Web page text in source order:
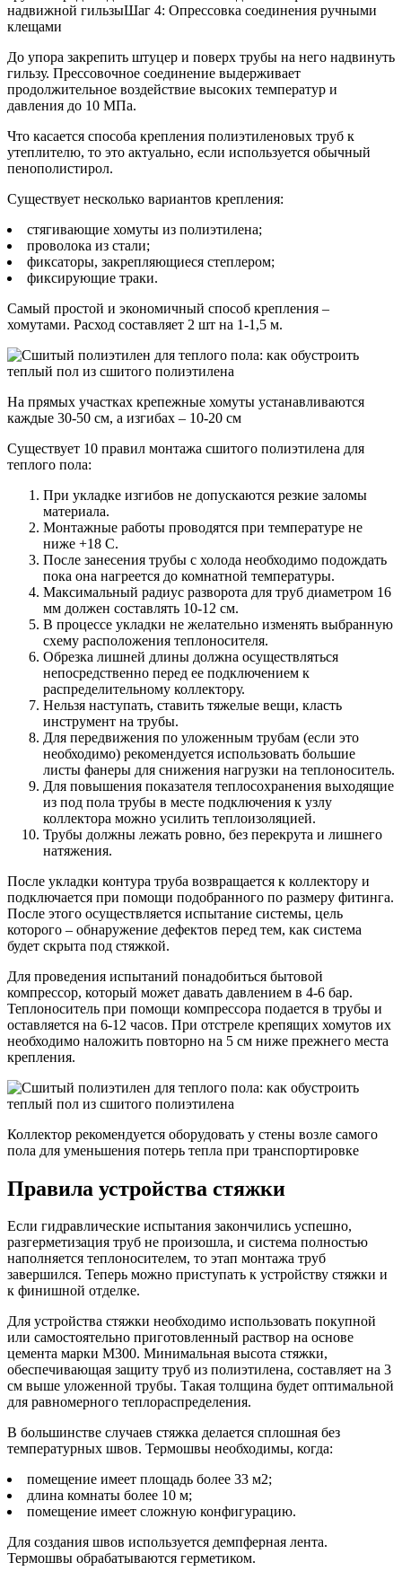
надвижной гильзыШаг 4: Опрессовка соединения ручными
клещами
До упора закрепить штуцер и поверх трубы на него надвинуть
гильзу. Прессовочное соединение выдерживает
продолжительное воздействие высоких температур и
давления до 10 МПа.
Что касается способа крепления полиэтиленовых труб к
утеплителю, то это актуально, если используется обычный
пенополистирол.
Существует несколько вариантов крепления:
стягивающие хомуты из полиэтилена;
проволока из стали;
фиксаторы, закрепляющиеся степлером;
фиксирующие траки.
Самый простой и экономичный способ крепления –
хомутами. Расход составляет 2 шт на 1-1,5 м.
На прямых участках крепежные хомуты устанавливаются
каждые 30-50 см, а изгибах – 10-20 см
Существует 10 правил монтажа сшитого полиэтилена для
теплого пола:
При укладке изгибов не допускаются резкие заломы
материала.
Монтажные работы проводятся при температуре не
ниже +18 С.
После занесения трубы с холода необходимо подождать
пока она нагреется до комнатной температуры.
Максимальный радиус разворота для труб диаметром 16
мм должен составлять 10-12 см.
В процессе укладки не желательно изменять выбранную
схему расположения теплоносителя.
Обрезка лишней длины должна осуществляться
непосредственно перед ее подключением к
распределительному коллектору.
Нельзя наступать, ставить тяжелые вещи, класть
инструмент на трубы.
Для передвижения по уложенным трубам (если это
необходимо) рекомендуется использовать большие
листы фанеры для снижения нагрузки на теплоноситель.
Для повышения показателя теплосохранения выходящие
из под пола трубы в месте подключения к узлу
коллектора можно усилить теплоизоляцией.
Трубы должны лежать ровно, без перекрута и лишнего
натяжения.
После укладки контура труба возвращается к коллектору и
подключается при помощи подобранного по размеру фитинга.
После этого осуществляется испытание системы, цель
которого – обнаружение дефектов перед тем, как система
будет скрыта под стяжкой.
Для проведения испытаний понадобиться бытовой
компрессор, который может давать давлением в 4-6 бар.
Теплоноситель при помощи компрессора подается в трубы и
оставляется на 6-12 часов. При отстреле крепящих хомутов их
необходимо наложить повторно на 5 см ниже прежнего места
крепления.
Коллектор рекомендуется оборудовать у стены возле самого
пола для уменьшения потерь тепла при транспортировке
Правила устройства стяжки
Если гидравлические испытания закончились успешно,
разгерметизация труб не произошла, и система полностью
наполняется теплоносителем, то этап монтажа труб
завершился. Теперь можно приступать к устройству стяжки и
к финишной отделке.
Для устройства стяжки необходимо использовать покупной
или самостоятельно приготовленный раствор на основе
цемента марки М300. Минимальная высота стяжки,
обеспечивающая защиту труб из полиэтилена, составляет на 3
см выше уложенной трубы. Такая толщина будет оптимальной
для равномерного теплораспределения.
В большинстве случаев стяжка делается сплошная без
температурных швов. Термошвы необходимы, когда:
помещение имеет площадь более 33 м2;
длина комнаты более 10 м;
помещение имеет сложную конфигурацию.
Для создания швов используется демпферная лента.
Термошвы обрабатываются герметиком.